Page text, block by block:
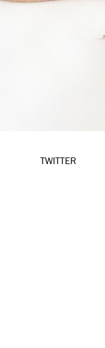
TWITTER